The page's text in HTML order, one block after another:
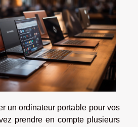
un ordinateur portable pour vos
prendre en compte plusieurs